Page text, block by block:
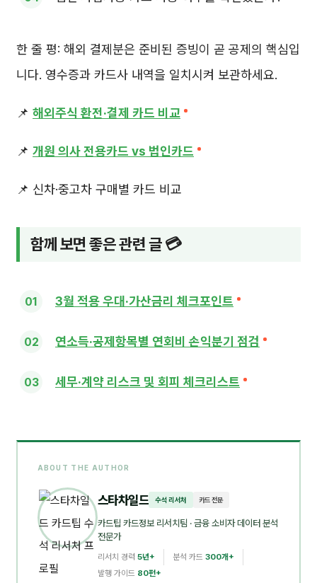
한 줄 평: 해외 결제분은 준비된 증빙이 곧 공제의 핵심입
니다. 영수증과 카드사 내역을 일치시켜 보관하세요.
📌 해외주식 환전·결제 카드 비교
📌 개원 의사 전용카드 vs 법인카드
📌 신차·중고차 구매별 카드 비교
함께 보면 좋은 관련 글 💳
3월 적용 우대·가산금리 체크포인트
연소득·공제항목별 연회비 손익분기 점검
세무·계약 리스크 및 회피 체크리스트
ABOUT THE AUTHOR
스타차일드 수석 리서처 카드 전문
카드팁 카드정보 리서치팀 · 금융 소비자 데이터 분석
전문가
리서치 경력 5년+ 분석 카드 300개+
발행 가이드 80편+